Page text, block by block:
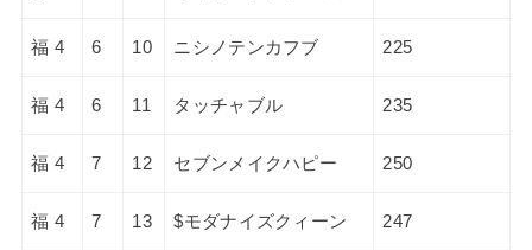
福 4 6 10 ニシノテンカフブ 225
福 4 6 11 タッチャブル 235
福 4 7 12 セブンメイクハピー 250
福 4 7 13 $モダナイズクィーン 247